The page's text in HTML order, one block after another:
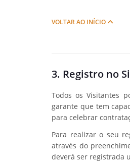
VOLTAR AO INÍCIO
3. Registro no
Todos os Visitantes
garante que tem
para celebrar
Para realizar o seu
através do
deverá ser registrada